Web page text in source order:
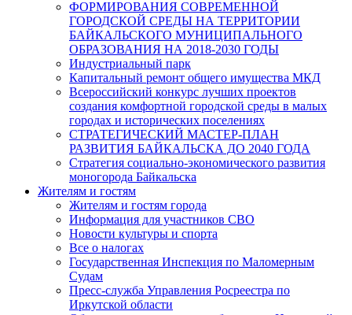
ФОРМИРОВАНИЯ СОВРЕМЕННОЙ
ГОРОДСКОЙ СРЕДЫ НА ТЕРРИТОРИИ
БАЙКАЛЬСКОГО МУНИЦИПАЛЬНОГО
ОБРАЗОВАНИЯ НА 2018-2030 ГОДЫ
Индустриальный парк
Капитальный ремонт общего имущества МКД
Всероссийский конкурс лучших проектов
создания комфортной городской среды в малых
городах и исторических поселениях
СТРАТЕГИЧЕСКИЙ МАСТЕР-ПЛАН
РАЗВИТИЯ БАЙКАЛЬСКА ДО 2040 ГОДА
Стратегия социально-экономического развития
моногорода Байкальска
Жителям и гостям
Жителям и гостям города
Информация для участников СВО
Новости культуры и спорта
Все о налогах
Государственная Инспекция по Маломерным
Судам
Пресс-служба Управления Росреестра по
Иркутской области